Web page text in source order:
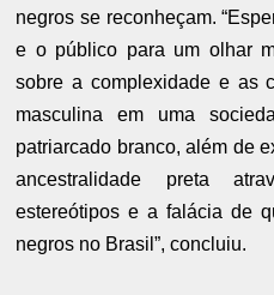
negros se reconheçam.
e o público para um olhar
sobre a complexidade e as
masculina em uma
patriarcado branco, além de
ancestralidade preta
estereótipos e a falácia de
negros no Brasil”, concluiu.